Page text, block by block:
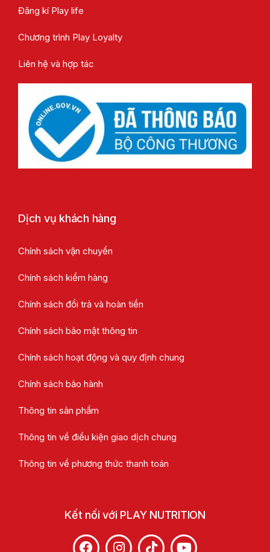
Đăng kí Play life
Chương trình Play Loyalty
Liên hệ và hợp tác
Dịch vụ khách hàng
Chính sách vận chuyển
Chính sách kiểm hàng
Chính sách đổi trả và hoàn tiền
Chính sách bảo mật thông tin
Chính sách hoạt động và quy định chung
Chính sách bảo hành
Thông tin sản phẩm
Thông tin về điều kiện giao dịch chung
Thông tin về phương thức thanh toán
Kết nối với PLAY NUTRITION